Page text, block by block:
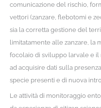
comunicazione del rischio,
vettori (zanzare, flebotomi e
sia la corretta gestione del
limitatamente alle zanzare, la
focolaio di sviluppo larvale e
ad acquisire dati sulla
specie presenti e di nuova
Le attività di monitoraggio